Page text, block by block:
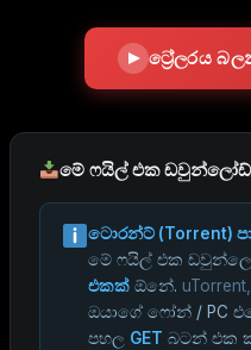
ට්‍රේලරය
මේ ෆයිල් එක
ටොරන්ට් (Torrent)
මේ ෆයිල් එක
එකක් ඕනේ.
ඔයාගේ ෆෝන් / PC
පහල GET බටන් එක